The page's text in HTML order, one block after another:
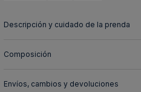
Descripción y cuidado de la prenda
Composición
Envíos, cambios y devoluciones